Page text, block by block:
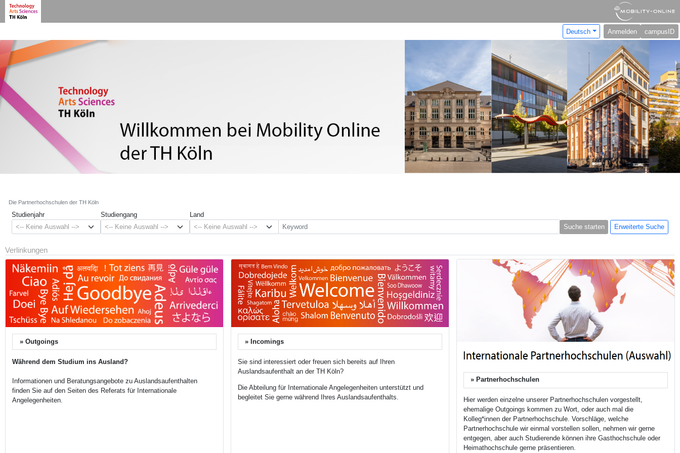
Deutsch Anmelden campusID
Die Partnerhochschulen der TH Köln
Studienjahr
<-- Keine Auswahl -->
Studiengang
<-- Keine Auswahl -->
Land
<-- Keine Auswahl -->
Suche starten Erweiterte Suche
Verlinkungen
» Outgoings
Während dem Studium ins Ausland?
Informationen und Beratungsangebote zu Auslandsaufenthalten
finden Sie auf den Seiten des Referats für Internationale
Angelegenheiten.
» Incomings
Sie sind interessiert oder freuen sich bereits auf Ihren
Auslandsaufenthalt an der TH Köln?
Die Abteilung für Internationale Angelegenheiten unterstützt und
begleitet Sie gerne während Ihres Auslandsaufenthalts.
» Partnerhochschulen
Hier werden einzelne unserer Partnerhochschulen vorgestellt,
ehemalige Outgoings kommen zu Wort, oder auch mal die
Kolleg*innen der Partnerhochschule. Vorschläge, welche
Partnerhochschule wir einmal vorstellen sollen, nehmen wir gerne
entgegen, aber auch Studierende können ihre Gasthochschule oder
Heimathochschule gerne präsentieren.